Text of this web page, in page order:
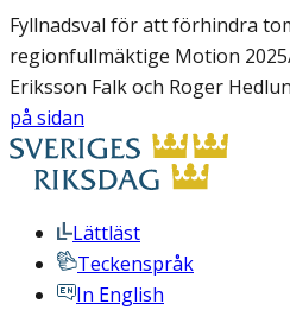
Fyllnadsval för att förhindra
regionfullmäktige Motion
Eriksson Falk och Roger
på sidan
Lättläst
Teckenspråk
In English